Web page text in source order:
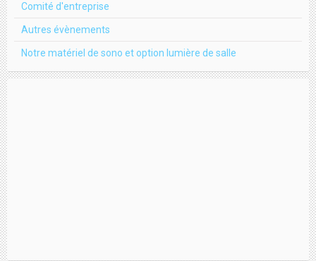
Comité d'entreprise
Autres évènements
Notre matériel de sono et option lumière de salle